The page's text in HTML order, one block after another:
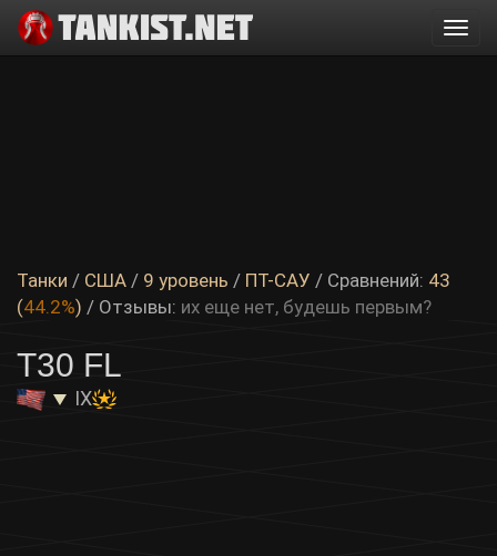
Танки / США / 9 уровень / ПТ-САУ / Сравнений: 43
(44.2%) / Отзывы: их еще нет, будешь первым?
T30 FL
IX